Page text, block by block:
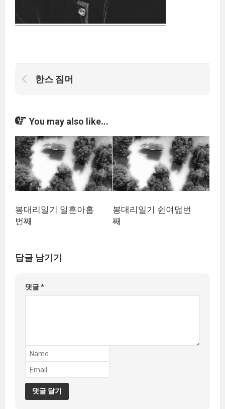
한스 짐머
You may also like...
봉대리일기 일흔아홉
번째
봉대리일기 쉰여덟번
째
답글 남기기
댓글*